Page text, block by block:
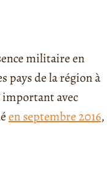
militaire en
pays de la région à
important avec
en septembre 2016,